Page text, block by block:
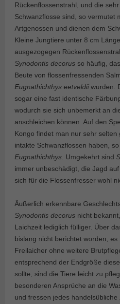
Rückenflossenstrahl, und die
Schwanzflosse sind, so vermutet
Artgenossen und dienen dem
Kleine Jungtiere unter 8 cm
ausgezogegen
Synodontis decorus so häufig,
Beute von flossenfressenden
Eugnathichthys eetveldiiwurden.
sogar eine fast identische
wodurch sie sich unbemerkt an
anschleichen können. Auf den
Kongo findet man nur sehr selten
intakte Schwanzflossen haben,
Eugnathichthys . Umgekehrt sind
immer unbeschädigt, die Jagd
sich für die Flossenfresser wohl
Äußerlich erkennbare
Synodontis decorus nicht
Laichzeit lediglich fülliger. Über
bislang nicht berichtet worden,
Freilaicher ohne weitere
entsprechend der Endgröße
sollte, sind die Tiere leicht zu
besonderen Ansprüche an die
und fressen jedes handelsübliche